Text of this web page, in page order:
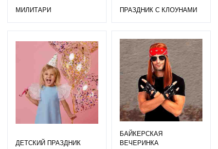
МИЛИТАРИ ПРАЗДНИК С КЛОУНАМИ
ДЕТСКИЙ ПРАЗДНИК
БАЙКЕРСКАЯ
ВЕЧЕРИНКА